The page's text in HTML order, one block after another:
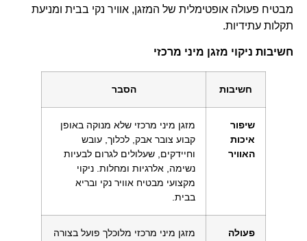
מבטיח פעולה אופטימלית של המזגן, אוויר נקי בבית ומניעת
תקלות עתידיות.
חשיבות ניקוי מזגן מיני מרכזי
חשיבות הסבר
שיפור
איכות
האוויר
מזגן מיני מרכזי שלא מנוקה באופן
קבוע צובר אבק, לכלוך, עובש
וחיידקים, שעלולים לגרום לבעיות
נשימה, אלרגיות ומחלות. ניקוי
מקצועי מבטיח אוויר נקי ובריא
בבית.
פעולה
מזגן מיני מרכזי מלוכלך פועל בצורה